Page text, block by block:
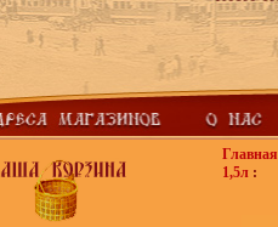
Главная
1,5л :